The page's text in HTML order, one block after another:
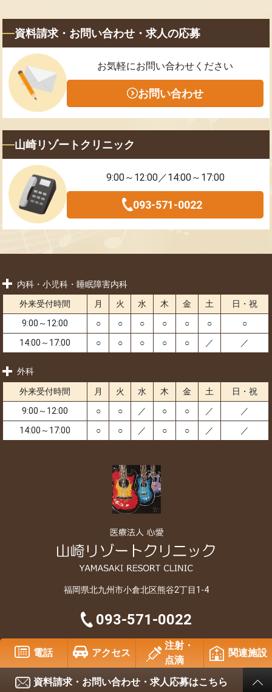
資料請求・お問い合わせ・求人の応募
お気軽にお問い合わせください
お問い合わせ
山崎リゾートクリニック
9:00～12:00／14:00～17:00
093-571-0022
内科・小児科・睡眠障害内科
外来受付時間 月 火 水 木 金 土
日・祝
9:00～12:00
○ ○ ○ ○ ○ ○
○
14:00～17:00
○ ○ ○ ○ ○ ／ ／
外科
外来受付時間 月 火 水 木 金 土
日・祝
9:00～12:00
○ ○ ／ ○ ○ ／
／
14:00～17:00
○ ○ ／ ○ ○ ／ ／
福岡県北九州市小倉北区熊谷2丁目1-4
093-571-0022
Copyright © 2007-2026 SHINAI All Rights Reserved..
ホームページ制作 福岡
電話 アクセス
注射・
点滴
関連施設
資料請求・お問い合わせ・求人応募はこちら